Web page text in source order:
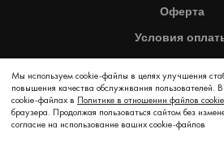
Мы используем cookie-файлы в целях улучшения
повышения качества обслуживания пользователей.
cookie-файлах в Политике в отношении файлов cookie
браузера. Продолжая пользоваться сайтом без
согласие на использование ваших cookie-файлов
Оферта
Условия
Карта сайта
2026 © Copyright